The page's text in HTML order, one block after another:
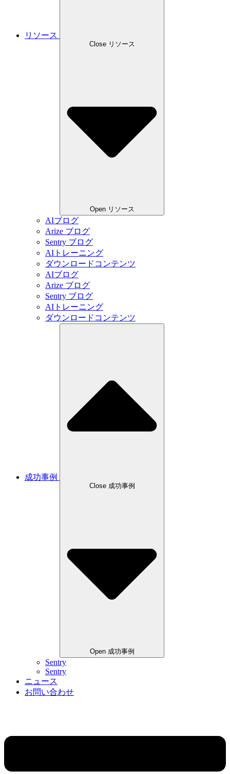
リソース
Close リソース
Open リソース
AIブログ
Arize ブログ
Sentry ブログ
AIトレーニング
ダウンロードコンテンツ
AIブログ
Arize ブログ
Sentry ブログ
AIトレーニング
ダウンロードコンテンツ
成功事例
Close 成功事例
Open 成功事例
Sentry
Sentry
ニュース
お問い合わせ